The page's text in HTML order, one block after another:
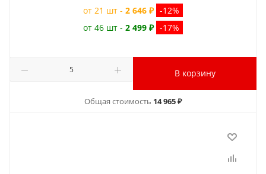
от 21 шт - 2 646 ₽ -12%
от 46 шт - 2 499 ₽ -17%
В корзину
Общая стоимость 14 965 ₽